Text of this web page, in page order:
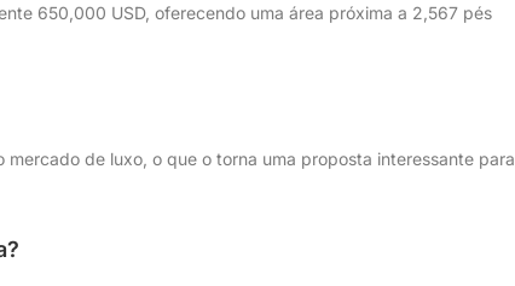
650,000 USD, oferecendo uma área próxima a 2,567 pés
de luxo, o que o torna uma proposta interessante para